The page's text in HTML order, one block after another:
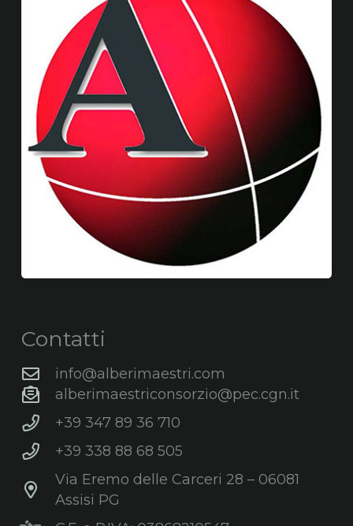
Contatti
info@alberimaestri.com
alberimaestriconsorzio@pec.cgn.it
+39 347 89 36 710
+39 338 88 68 505
Via Eremo delle Carceri 28 – 06081
Assisi PG